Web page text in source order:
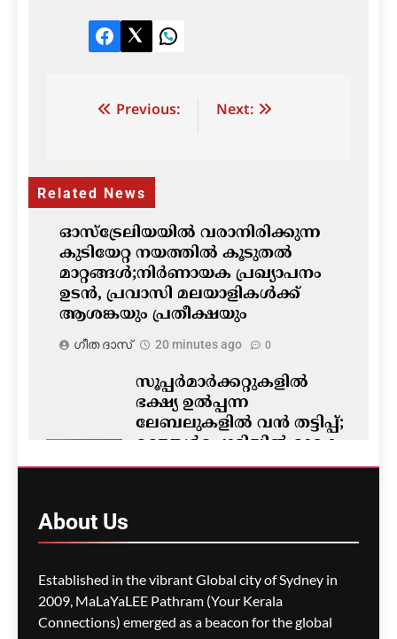
Facebook
TwitterLinkedIn
Post Previous: Next:
Related News
ഓസ്‌ട്രേലിയയിൽ വരാനിരിക്കുന്ന
കുടിയേറ്റ നയത്തിൽ കൂടുതൽ
മാറ്റങ്ങൾ;നിർണായക പ്രഖ്യാപനം
ഉടൻ, പ്രവാസി മലയാളികൾക്ക്
ആശങ്കയും പ്രതീക്ഷയും
ഗീത ദാസ്‌ 20 minutes ago 0
സൂപ്പർമാർക്കറ്റുകളിൽ
ഭക്ഷ്യ ഉൽപ്പന്ന
ലേബലുകളിൽ വൻ തട്ടിപ്പ്;
മഞ്ഞൾപ്പൊടിയിൽ മാരക
വിഷാംശമെന്ന്
M5 മോട്ടോർവേയിൽ
മാലിന്യ ട്രക്കിന് തീപിടിച്ചു;
കിലോമീറ്ററുകളോളം
About Us
Established in the vibrant Global city of Sydney in
2009, MaLaYaLEE Pathram (Your Kerala
Connections) emerged as a beacon for the global